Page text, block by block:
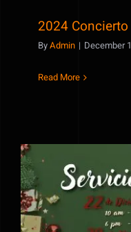
2024
ByAdmin | December
Read More
2024